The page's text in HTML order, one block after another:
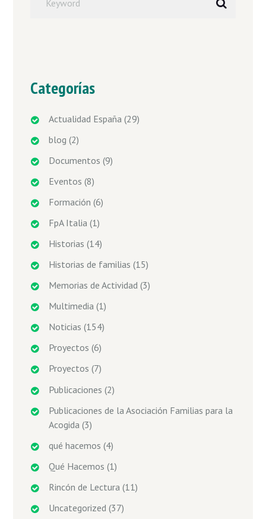
Categorías
Actualidad España (29)
blog (2)
Documentos (9)
Eventos (8)
Formación (6)
FpA Italia (1)
Historias (14)
Historias de familias (15)
Memorias de Actividad (3)
Multimedia (1)
Noticias (154)
Proyectos (6)
Proyectos (7)
Publicaciones (2)
Publicaciones de la Asociación Familias para la
Acogida (3)
qué hacemos (4)
Qué Hacemos (1)
Rincón de Lectura (11)
Uncategorized (37)